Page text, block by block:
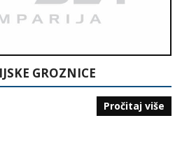
GROZNICE
Pročitaj više